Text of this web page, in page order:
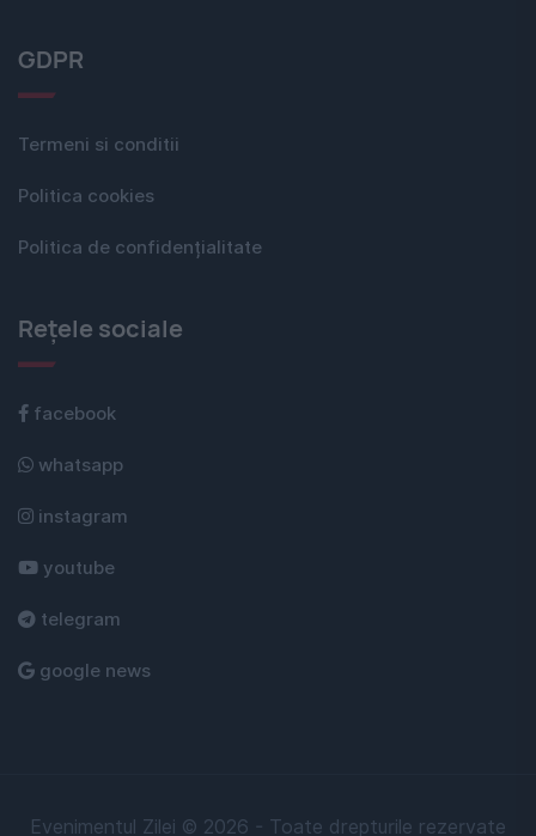
GDPR
Termeni si conditii
Politica cookies
Politica de confidențialitate
Rețele sociale
facebook
whatsapp
instagram
youtube
telegram
google news
Evenimentul Zilei © 2026 - Toate drepturile rezervate